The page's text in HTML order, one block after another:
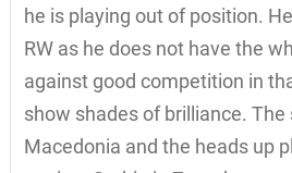
he is playing out of position.
RW as he does not have the
against good competition in
show shades of brilliance.
Macedonia and the heads up